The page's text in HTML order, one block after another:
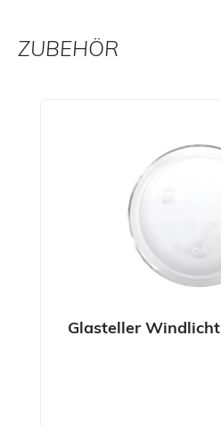
ZUBEHÖR
Glasteller Windlicht